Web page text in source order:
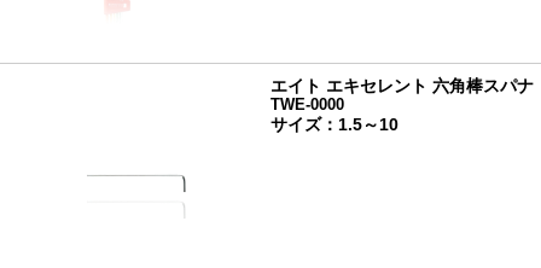
エイト エキセレント 六角棒スパナ
TWE-0000
サイズ：1.5～10